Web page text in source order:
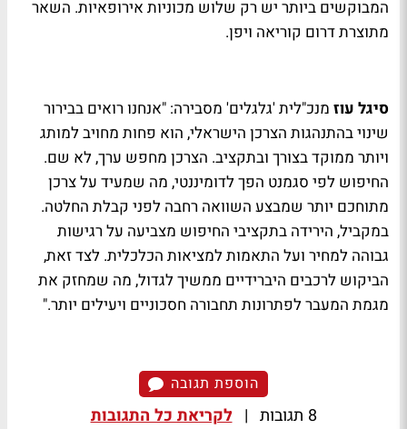
המבוקשים ביותר יש רק שלוש מכוניות אירופאיות. השאר
מתוצרת דרום קוריאה ויפן.
סיגל עוז מנכ"לית 'גלגלים' מסבירה: "אנחנו רואים בבירור
שינוי בהתנהגות הצרכן הישראלי, הוא פחות מחויב למותג
ויותר ממוקד בצורך ובתקציב. הצרכן מחפש ערך, לא שם.
החיפוש לפי סגמנט הפך לדומיננטי, מה שמעיד על צרכן
מתוחכם יותר שמבצע השוואה רחבה לפני קבלת החלטה.
במקביל, הירידה בתקציבי החיפוש מצביעה על רגישות
גבוהה למחיר ועל התאמות למציאות הכלכלית. לצד זאת,
הביקוש לרכבים היברידיים ממשיך לגדול, מה שמחזק את
מגמת המעבר לפתרונות תחבורה חסכוניים ויעילים יותר."
הוספת תגובה
8 תגובות | לקריאת כל התגובות